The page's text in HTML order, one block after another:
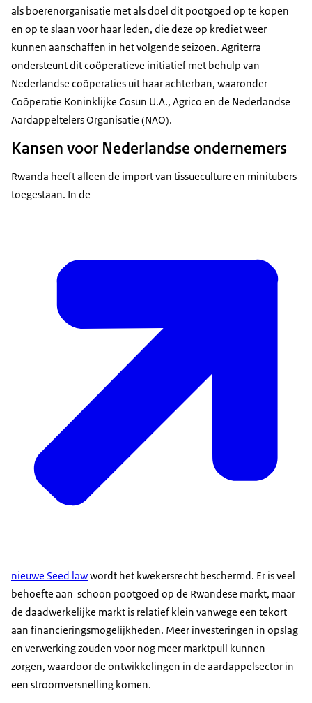
als boerenorganisatie met als doel dit pootgoed op te kopen
en op te slaan voor haar leden, die deze op krediet weer
kunnen aanschaffen in het volgende seizoen. Agriterra
ondersteunt dit coöperatieve initiatief met behulp van
Nederlandse coöperaties uit haar achterban, waaronder
Coöperatie Koninklijke Cosun U.A., Agrico en de Nederlandse
Aardappeltelers Organisatie (NAO).
Kansen voor Nederlandse ondernemers
Rwanda heeft alleen de import van tissueculture en minitubers
toegestaan. In de
nieuwe Seed lawwordt het kwekersrecht beschermd. Er is veel
behoefte aan schoon pootgoed op de Rwandese markt, maar
de daadwerkelijke markt is relatief klein vanwege een tekort
aan financieringsmogelijkheden. Meer investeringen in opslag
en verwerking zouden voor nog meer marktpull kunnen
zorgen, waardoor de ontwikkelingen in de aardappelsector in
een stroomversnelling komen.